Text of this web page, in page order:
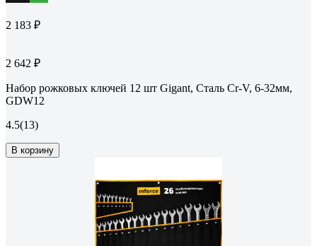
2 183 ₽
2 642 ₽
Набор рожковых ключей 12 шт Gigant, Сталь Cr-V, 6-32мм,
GDW12
4.5(13)
В корзину